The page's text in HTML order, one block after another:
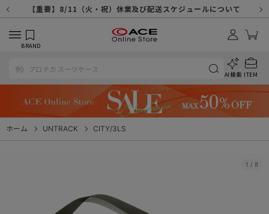
【重要】システムエラーによる出荷遅延につきまして
【重要】8/11（火・祝）休業及び配送スケジュールについて
【重要】令和８年熊本地震に伴う配送への影響について
【重要】納品書・領収書ペーパーレス化（電子化）のお知らせ
【重要】天候不良や交通状況・物量増等に伴う配送への影響について
【重要】悪質な詐欺サイトにご注意ください
【重要】各種メールが届かない場合に関しまして
【重要】お問い合わせのご対応に関しまして
【重要】SNSのなりすまし詐欺にご注意ください
BRAND
AI検索 ITEM
ホーム UNTRACK CITY/3LS
1 / 8